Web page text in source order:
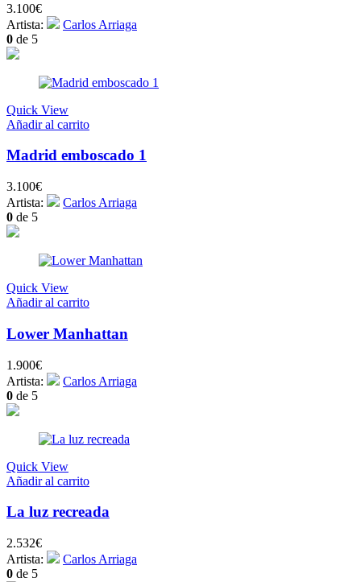
3.100€
Artista:
Carlos Arriaga
0 de 5
Quick View
Añadir al carrito
Madrid emboscado 1
3.100€
Artista:
Carlos Arriaga
0 de 5
Quick View
Añadir al carrito
Lower Manhattan
1.900€
Artista:
Carlos Arriaga
0 de 5
Quick View
Añadir al carrito
La luz recreada
2.532€
Artista:
Carlos Arriaga
0 de 5